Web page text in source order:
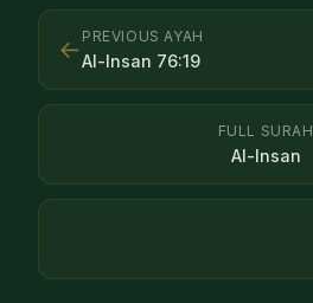
← PREVIOUS AYAH
Al-Insan 76:19
FULL SURAH
Al-Insan